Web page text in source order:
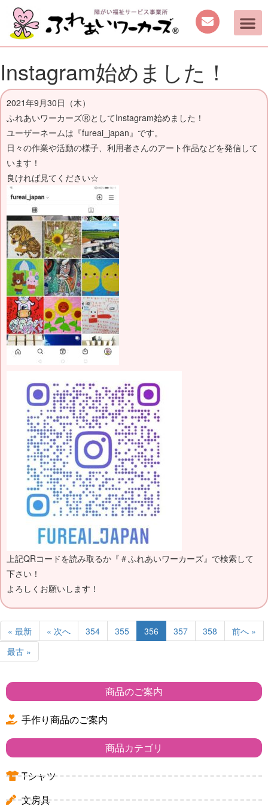
Instagram始めました！
2021年9月30日（木）
ふれあいワーカーズⓇとしてInstagram始めました！
ユーザーネームは『fureai_japan』です。
日々の作業や活動の様子、利用者さんのアート作品などを発信して
います！
良ければ見てください☆
上記QRコードを読み取るか『＃ふれあいワーカーズ』で検索して
下さい！
よろしくお願いします！
« 最新 « 次へ 354 355 356 357 358
前へ »
最古 »
商品のご案内
手作り商品のご案内
商品カテゴリ
Tシャツ
文房具